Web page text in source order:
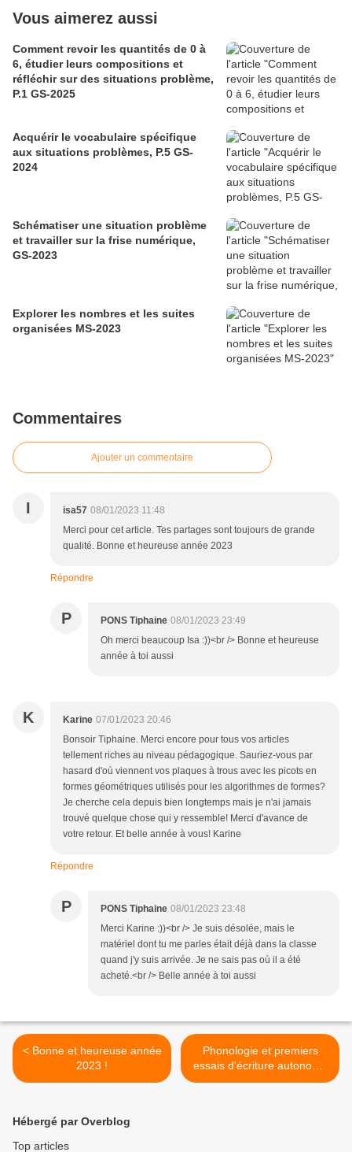
Vous aimerez aussi
Comment revoir les quantités de 0 à
6, étudier leurs compositions et
réfléchir sur des situations problème,
P.1 GS-2025
Acquérir le vocabulaire spécifique
aux situations problèmes, P.5 GS-
2024
Schématiser une situation problème
et travailler sur la frise numérique,
GS-2023
Explorer les nombres et les suites
organisées MS-2023
Commentaires
Ajouter un commentaire
I isa57 08/01/2023 11:48
Merci pour cet article. Tes partages sont toujours de grande
qualité. Bonne et heureuse année 2023
Répondre
P PONS Tiphaine 08/01/2023 23:49
Oh merci beaucoup Isa :))<br /> Bonne et heureuse
année à toi aussi
K Karine 07/01/2023 20:46
Bonsoir Tiphaine. Merci encore pour tous vos articles
tellement riches au niveau pédagogique. Sauriez-vous par
hasard d'où viennent vos plaques à trous avec les picots en
formes géométriques utilisés pour les algorithmes de formes?
Je cherche cela depuis bien longtemps mais je n'ai jamais
trouvé quelque chose qui y ressemble! Merci d'avance de
votre retour. Et belle année à vous! Karine
Répondre
P PONS Tiphaine 08/01/2023 23:48
Merci Karine :))<br /> Je suis désolée, mais le
matériel dont tu me parles était déjà dans la classe
quand j'y suis arrivée. Je ne sais pas où il a été
acheté.<br /> Belle année à toi aussi
< Bonne et heureuse année
2023 !
Phonologie et premiers
essais d'écriture autonome
- GS P.2 2022 >
Hébergé par Overblog
Top articles